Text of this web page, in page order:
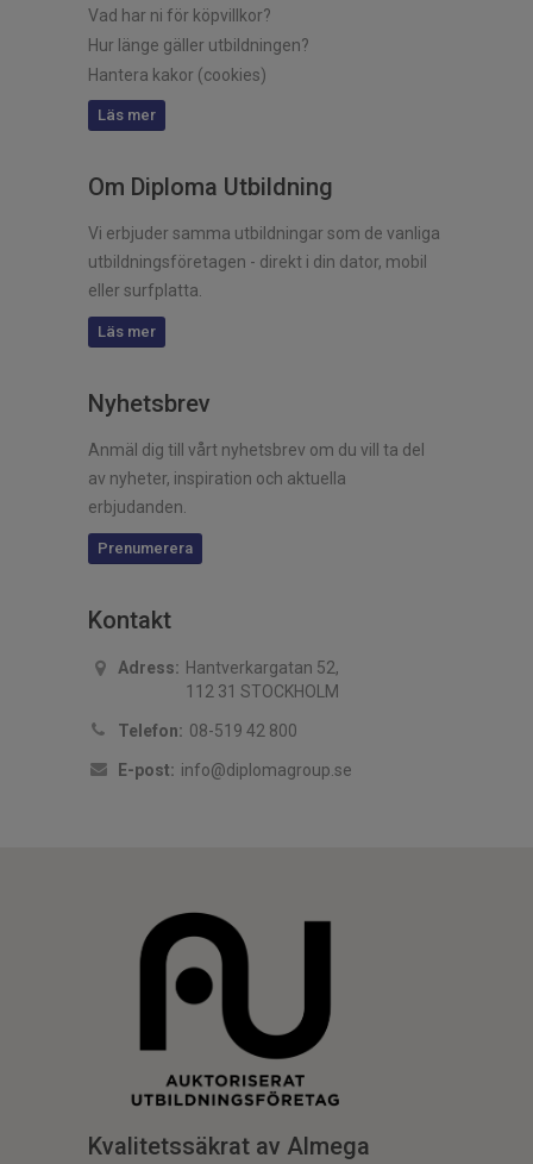
Vad har ni för köpvillkor?
Hur länge gäller utbildningen?
Hantera kakor (cookies)
Läs mer
Om Diploma Utbildning
Vi erbjuder samma utbildningar som de vanliga
utbildningsföretagen - direkt i din dator, mobil
eller surfplatta.
Läs mer
Nyhetsbrev
Anmäl dig till vårt nyhetsbrev om du vill ta del
av nyheter, inspiration och aktuella
erbjudanden.
Prenumerera
Kontakt
Adress: Hantverkargatan 52,
112 31 STOCKHOLM
Telefon: 08-519 42 800
E-post: info@diplomagroup.se
Kvalitetssäkrat av Almega